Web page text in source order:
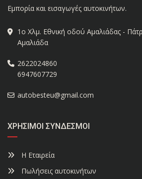
Εμπορία και εισαγωγές αυτοκινήτων.
1ο Χλμ. Εθνική οδού Αμαλιάδας -
Αμαλιάδα
2622024860
6947607729
autobesteu@gmail.com
ΧΡΉΣΙΜΟΙ ΣΎΝΔΕΣΜΟΙ
Η Εταιρεία
Πωλήσεις αυτοκινήτων